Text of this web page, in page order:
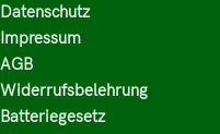
Datenschutz
Impressum
AGB
Widerrufsbelehrung
Batteriegesetz